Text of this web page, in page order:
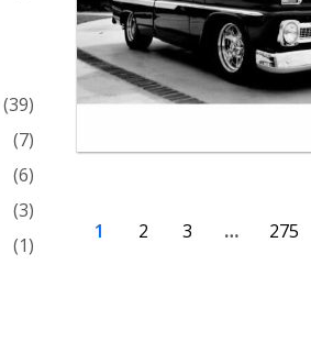
(39)
(7)
(6)
(3)
(1)
1 2 3 … 275